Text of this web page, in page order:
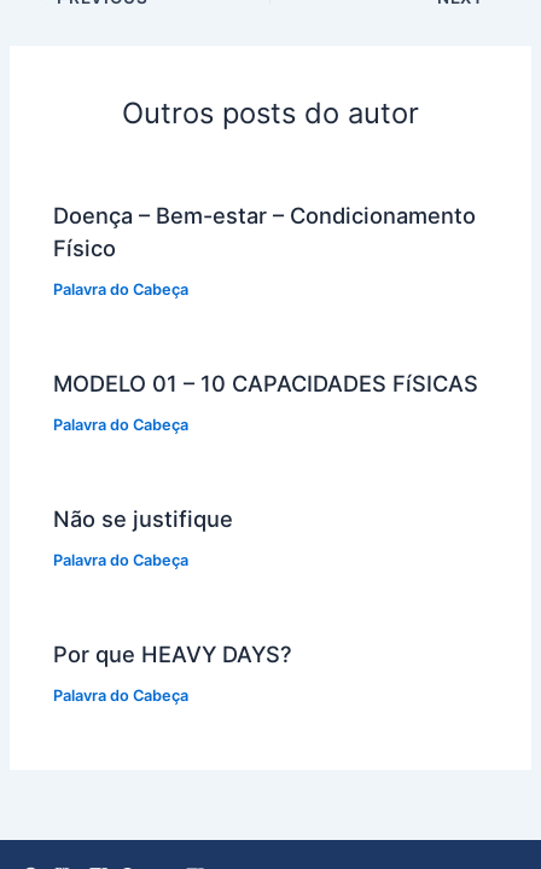
Outros posts do autor
Doença – Bem-estar – Condicionamento
Físico
Palavra do Cabeça
MODELO 01 – 10 CAPACIDADES FíSICAS
Palavra do Cabeça
Não se justifique
Palavra do Cabeça
Por que HEAVY DAYS?
Palavra do Cabeça